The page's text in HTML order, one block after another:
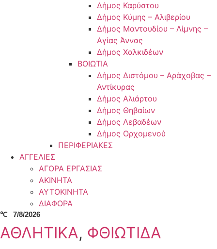
Δήμος Καρύστου
Δήμος Κύμης – Αλιβερίου
Δήμος Μαντουδίου – Λίμνης –
Αγίας Άννας
Δήμος Χαλκιδέων
ΒΟΙΩΤΙΑ
Δήμος Διστόμου – Αράχοβας –
Αντίκυρας
Δήμος Αλιάρτου
Δήμος Θηβαίων
Δήμος Λεβαδέων
Δήμος Ορχομενού
ΠΕΡΙΦΕΡΙΑΚΕΣ
ΑΓΓΕΛΙΕΣ
ΑΓΟΡΑ ΕΡΓΑΣΙΑΣ
ΑΚΙΝΗΤΑ
ΑΥΤΟΚΙΝΗΤΑ
ΔΙΑΦΟΡΑ
℃ 7/8/2026
ΑΘΛΗΤΙΚΑ, ΦΘΙΩΤΙΔΑ